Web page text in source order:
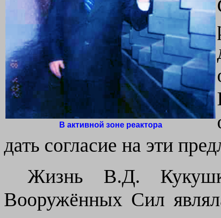
В активной зоне реактора
дать согласие на эти
Жизнь В.Д.
Вооружённых Сил